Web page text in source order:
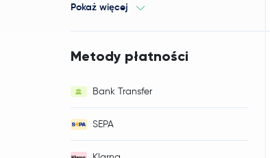
Pokaż więcej
Metody płatności
Bank Transfer
SEPA